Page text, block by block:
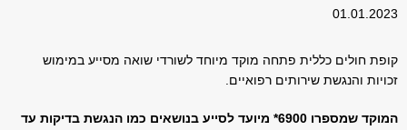
01.01.2023
קופת חולים כללית פתחה מוקד מיוחד לשורדי שואה מסייע במימוש
זכויות והנגשת שירותים רפואיים.
המוקד שמספרו 6900* מיועד לסייע בנושאים כמו הנגשת בדיקות עד